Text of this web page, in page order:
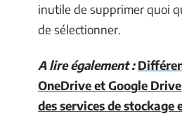
inutile de supprimer quoi
de sélectionner.
A lire également :
OneDrive et Google
des services de stockage